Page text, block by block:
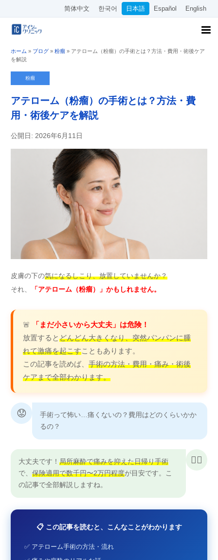
简体中文 한국어 日本語 Español English
ホーム » ブログ » 粉瘤 » アテローム（粉瘤）の手術とは？方法・費用・術後ケア
を解説
粉瘤
アテローム（粉瘤）の手術とは？方法・費
用・術後ケアを解説
公開日: 2026年6月11日
皮膚の下の気になるしこり、放置していませんか？
それ、
「アテローム（粉瘤）」かもしれません。
🚨
「まだ小さいから大丈夫」は危険！
放置するとどんどん大きくなり、突然パンパンに腫
れて激痛を起こすこともあります。
この記事を読めば、 手術の方法・費用・痛み・術後
ケアまで全部わかります。
😟
手術って怖い…痛くないの？費用はどのくらいかか
るの？
👨‍⚕️
大丈夫です！ 局所麻酔で痛みを抑えた日帰り手術
で、 保険適用で数千円〜2万円程度が目安です。こ
の記事で全部解説しますね。
📋 この記事を読むと、こんなことがわかります
✅ アテローム手術の方法・流れ